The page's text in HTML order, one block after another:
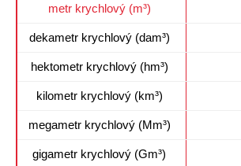
metr krychlový (m³)
dekametr krychlový (dam³)
hektometr krychlový (hm³)
kilometr krychlový (km³)
megametr krychlový (Mm³)
gigametr krychlový (Gm³)